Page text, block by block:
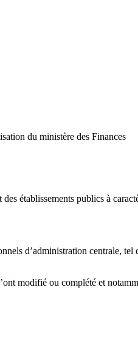
du ministère des Finances
établissements publics à
d’administration centrale,
modifié ou complété et